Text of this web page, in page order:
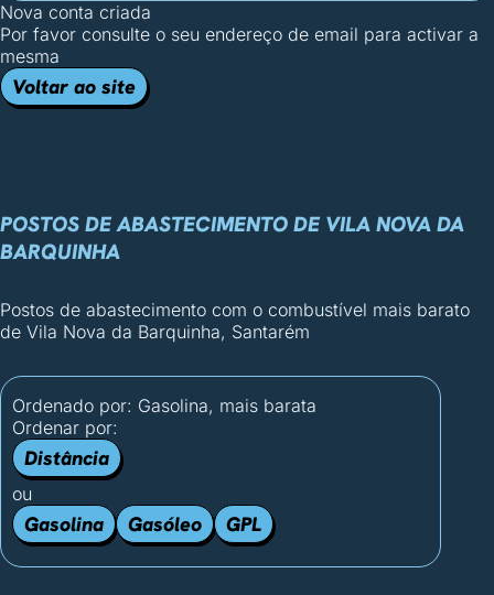
Nova conta criada
Por favor consulte o seu endereço de email para activar a
mesma
Voltar ao site
POSTOS DE ABASTECIMENTO DE VILA NOVA DA
BARQUINHA
Postos de abastecimento com o combustível mais barato
de Vila Nova da Barquinha, Santarém
Ordenado por: Gasolina, mais barata
Ordenar por:
Distância
ou
Gasolina Gasóleo GPL